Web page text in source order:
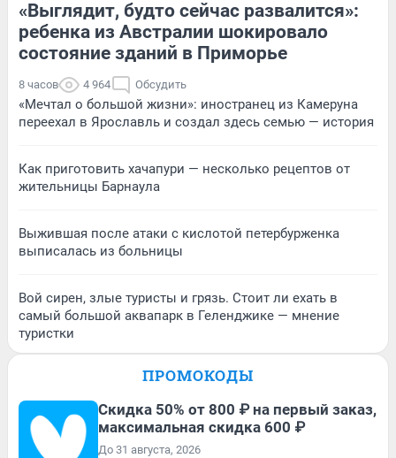
«Выглядит, будто сейчас развалится»:
ребенка из Австралии шокировало
состояние зданий в Приморье
8 часов 4 964 Обсудить
«Мечтал о большой жизни»: иностранец из Камеруна
переехал в Ярославль и создал здесь семью — история
Как приготовить хачапури — несколько рецептов от
жительницы Барнаула
Выжившая после атаки с кислотой петербурженка
выписалась из больницы
Вой сирен, злые туристы и грязь. Стоит ли ехать в
самый большой аквапарк в Геленджике — мнение
туристки
ПРОМОКОДЫ
Скидка 50% от 800 ₽ на первый заказ,
максимальная скидка 600 ₽
До 31 августа, 2026